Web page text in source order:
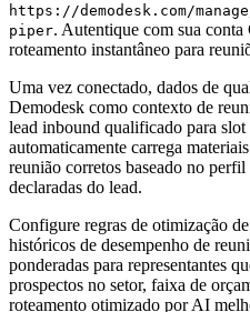
https://demodesk.com/
piper. Autentique com sua
roteamento instantâneo para
Uma vez conectado, dados de
Demodesk como contexto de
lead inbound qualificado para
automaticamente carrega
reunião corretos baseado no
declaradas do lead.
Configure regras de otimização
históricos de desempenho de
ponderadas para representantes
prospectos no setor, faixa de
roteamento otimizado por AI